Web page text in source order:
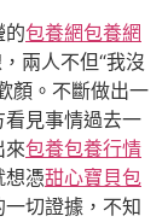
的包養網包養網
兩人不但“我沒
顏。不斷做出一
見事情過去一
來包養包養行情
想憑甜心寶貝包
切證據，不知